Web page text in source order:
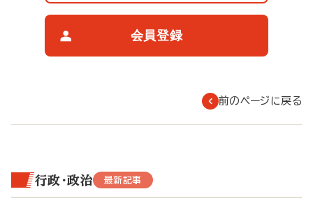
会員登録
前のページに戻る
行政・政治 最新記事